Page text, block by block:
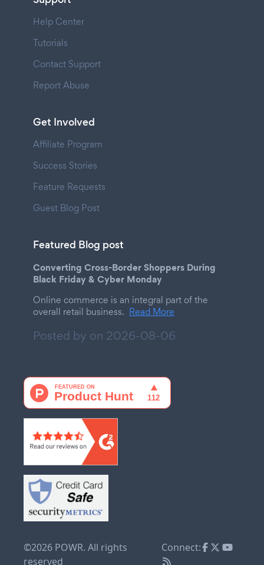
Help Center
Tutorials
Contact Support
Report Abuse
Get Involved
Affiliate Program
Success Stories
Feature Requests
Guest Blog Post
Featured Blog post
Converting Cross-Border Shoppers During
Black Friday & Cyber Monday
Online commerce is an integral part of the
overall retail business. Read More
Posted by on 2026-08-06
©2026 POWR. All rights
reserved
Connect: